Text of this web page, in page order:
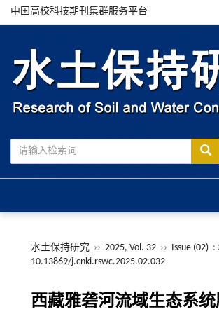
中国高校科技期刊集群服务平台
水土保持研究 ›› 2025, Vol. 32 ›› Issue (02) :
10.13869/j.cnki.rswc.2025.02.032
西藏雅砻河流域生态系